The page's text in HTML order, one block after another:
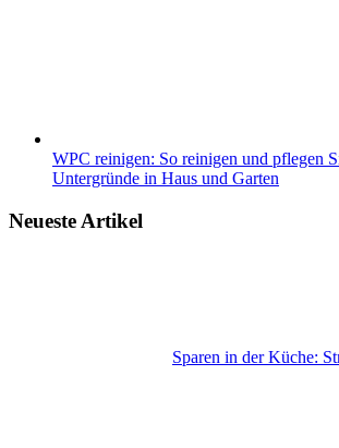
WPC reinigen: So reinigen und pflegen
Untergründe in Haus und Garten
Neueste Artikel
Sparen in der Küche: